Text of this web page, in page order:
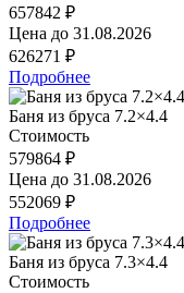
657842 ₽
Цена до 31.08.2026
626271 ₽
Подробнее
Баня из бруса 7.2×4.4
Стоимость
579864 ₽
Цена до 31.08.2026
552069 ₽
Подробнее
Баня из бруса 7.3×4.4
Стоимость